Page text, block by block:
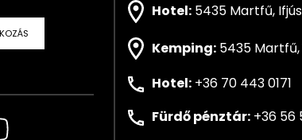
Hotel: 5435 Martfű,
Kemping: 5435 Martfű,
Hotel: +36 70 443 0171
Fürdő pénztár: +36 56